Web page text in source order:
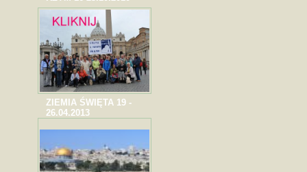
ZIEMIA ŚWIĘTA 19 -
26.04.2013